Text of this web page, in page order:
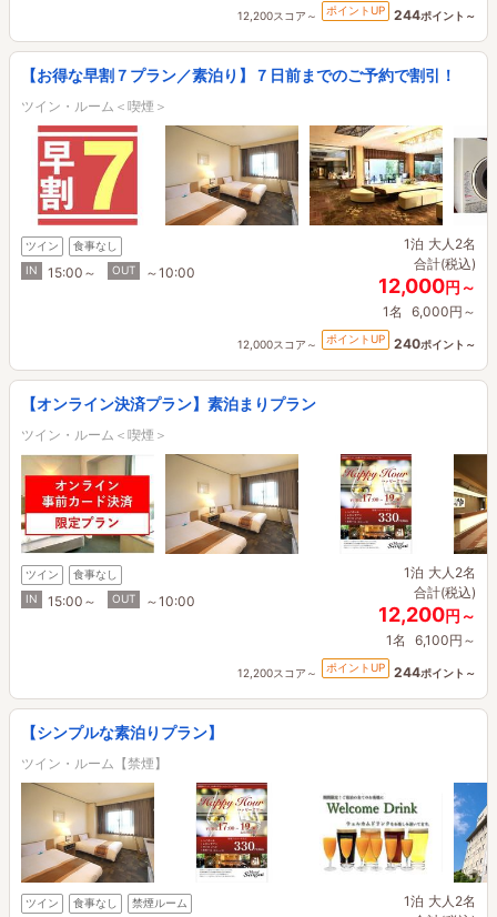
12,200スコア～ ポイントUP 244ポイント～
【お得な早割７プラン／素泊り】７日前までのご予約で割引！
ツイン・ルーム＜喫煙＞
ツイン
食事なし
IN
15:00～ OUT ～10:00
1泊 大人2名
合計(税込)
12,000円～
1名 6,000円～
12,000スコア～ ポイントUP 240ポイント～
【オンライン決済プラン】素泊まりプラン
ツイン・ルーム＜喫煙＞
ツイン
食事なし
IN
15:00～ OUT ～10:00
1泊 大人2名
合計(税込)
12,200円～
1名 6,100円～
12,200スコア～ ポイントUP 244ポイント～
【シンプルな素泊りプラン】
ツイン・ルーム【禁煙】
ツイン 食事なし
禁煙ルーム
1泊 大人2名